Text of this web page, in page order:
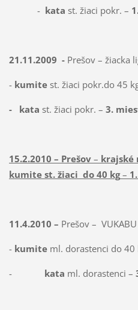
- kata st. žiaci pokr. –
21.11.2009 - Prešov – žiacka
- kumitest. žiaci pokr.do 45
- kata st. žiaci pokr. – 3.
15.2.2010 – Prešov – krajské
kumite st. žiaci do 40 kg–
11.4.2010 – Prešov –
- kumiteml. dorastenci do 40
- kata ml. dorastenci –